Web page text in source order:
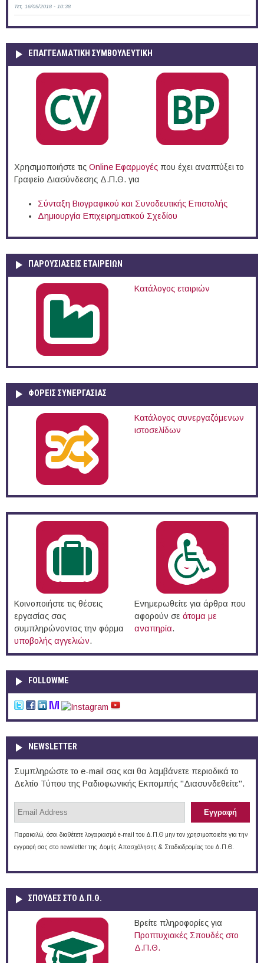
Τετ, 16/05/2018 - 10:38
ΕΠΑΓΓΕΛΜΑΤΙΚΉ ΣΥΜΒΟΥΛΕΥΤΙΚΉ
Χρησιμοποιήστε τις Online Eφαρμογές που έχει αναπτύξει το
Γραφείο Διασύνδεσης Δ.Π.Θ. για
Σύνταξη Βιογραφικού και Συνοδευτικής Επιστολής
Δημιουργία Επιχειρηματικού Σχεδίου
ΠΑΡΟΥΣΙΆΣΕΙΣ ΕΤΑΙΡΕΙΏΝ
Κατάλογος εταιριών
ΦΟΡΕΙΣ ΣΥΝΕΡΓΑΣΙΑΣ
Κατάλογος συνεργαζόμενων
ιστοσελίδων
Κοινοποιήστε τις θέσεις
εργασίας σας
συμπληρώνοντας την φόρμα
υποβολής αγγελιών.
Ενημερωθείτε για άρθρα που
αφορούν σε άτομα με
αναπηρία.
FOLLOWME
NEWSLETTER
Συμπληρώστε το e-mail σας και θα λαμβάνετε περιοδικά το
Δελτίο Τύπου της Ραδιοφωνικής Εκπομπής "Διασυνδεθείτε".
Παρακαλώ, όσοι διαθέτετε λογαριασμό e-mail του Δ.Π.Θ μην τον χρησιμοποιείτε για την
εγγραφή σας στο newsletter της Δομής Απασχόλησης & Σταδιοδρομίας του Δ.Π.Θ.
ΣΠΟΥΔΈΣ ΣΤΟ Δ.Π.Θ.
Βρείτε πληροφορίες για
Προπτυχιακές Σπουδές στο
Δ.Π.Θ.